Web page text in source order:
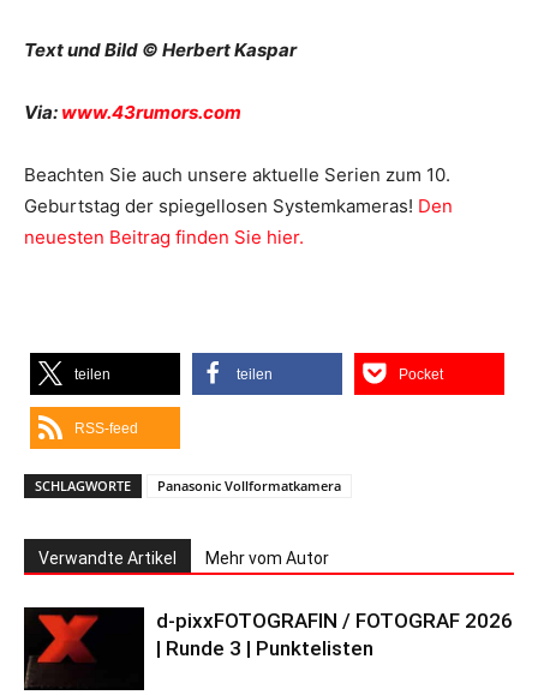
Text und Bild © Herbert Kaspar
Via: www.43rumors.com
Beachten Sie auch unsere aktuelle Serien zum 10.
Geburtstag der spiegellosen Systemkameras! Den
neuesten Beitrag finden Sie hier.
teilen teilen Pocket
RSS-feed
SCHLAGWORTE Panasonic Vollformatkamera
Verwandte Artikel Mehr vom Autor
d-pixxFOTOGRAFIN / FOTOGRAF 2026
| Runde 3 | Punktelisten